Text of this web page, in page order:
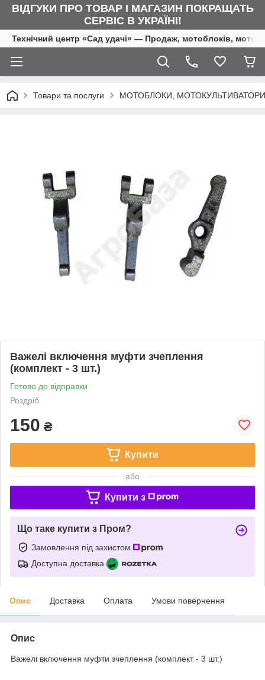
ВІДГУКИ ПРО ТОВАР І МАГАЗИН ПОКРАЩАТЬ
СЕРВІС В УКРАЇНІ!
Технічний центр «Сад удачі» — Продаж, мотоблоків,
Товари та послуги МОТОБЛОКИ,
Важелі включення муфти зчеплення
(комплект - 3 шт.)
Готово до відправки
Роздріб
150 ₴
Купити
або
Купити з
Що таке купити з Пром?
Замовлення під захистом
Доступна доставка
Опис Доставка Оплата Умови повернення
Опис
Важелі включення муфти зчеплення (комплект - 3 шт.)